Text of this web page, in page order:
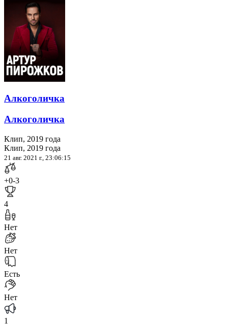
Алкоголичка
Алкоголичка
Клип, 2019 года
Клип, 2019 года
21 авг. 2021 г., 23:06:15
+0-3
4
Нет
Нет
Есть
Нет
1